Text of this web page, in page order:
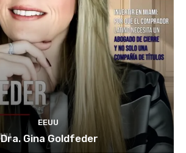
EEUU
Dra. Gina Goldfeder